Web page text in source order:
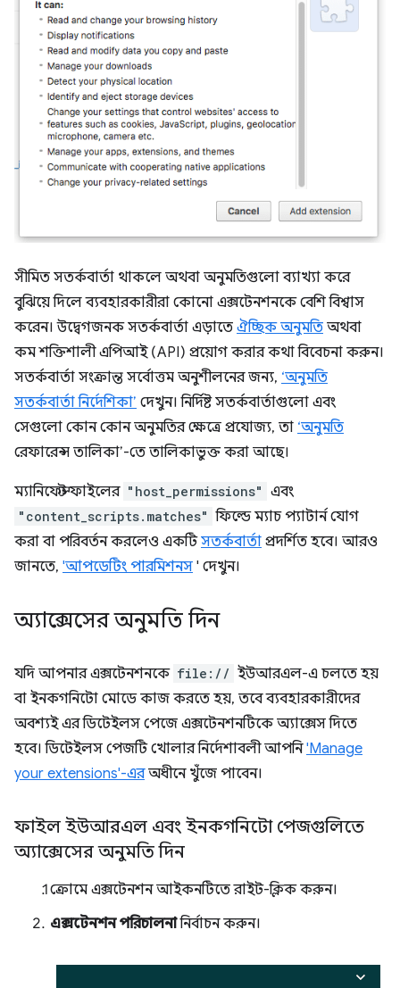
সীমিত সতর্কবার্তা থাকলে অথবা অনুমতিগুলো ব্যাখ্যা করে
বুঝিয়ে দিলে ব্যবহারকারীরা কোনো এক্সটেনশনকে বেশি বিশ্বাস
করেন। উদ্বেগজনক সতর্কবার্তা এড়াতে ঐচ্ছিক অনুমতি অথবা
কম শক্তিশালী এপিআই (API) প্রয়োগ করার কথা বিবেচনা করুন।
সতর্কবার্তা সংক্রান্ত সর্বোত্তম অনুশীলনের জন্য, ‘অনুমতি
সতর্কবার্তা নির্দেশিকা’ দেখুন। নির্দিষ্ট সতর্কবার্তাগুলো এবং
সেগুলো কোন কোন অনুমতির ক্ষেত্রে প্রযোজ্য, তা ‘অনুমতি
রেফারেন্স তালিকা’-তে তালিকাভুক্ত করা আছে।
ম্যানিফেস্ট ফাইলের "host_permissions" এবং
"content_scripts.matches" ফিল্ডে ম্যাচ প্যাটার্ন যোগ
করা বা পরিবর্তন করলেও একটিসতর্কবার্তা প্রদর্শিত হবে। আরও
জানতে, 'আপডেটিং পারমিশনস ' দেখুন।
অ্যাক্সেসের অনুমতি দিন
যদি আপনার এক্সটেনশনকে file:// ইউআরএল-এ চলতে হয়
বা ইনকগনিটো মোডে কাজ করতে হয়, তবে ব্যবহারকারীদের
অবশ্যই এর ডিটেইলস পেজে এক্সটেনশনটিকে অ্যাক্সেস দিতে
হবে। ডিটেইলস পেজটি খোলার নির্দেশাবলী আপনি'Manage
your extensions'-এরঅধীনে খুঁজে পাবেন।
ফাইল ইউআরএল এবং ইনকগনিটো পেজগুলিতে
অ্যাক্সেসের অনুমতি দিন
ক্রোমে এক্সটেনশন আইকনটিতে রাইট-ক্লিক করুন।
এক্সটেনশন পরিচালনানির্বাচন করুন।